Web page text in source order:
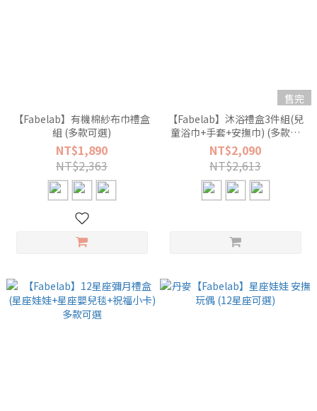
【Fabelab】有機棉紗布巾禮盒
組 (多款可選)
NT$1,890
NT$2,363
售完
【Fabelab】沐浴禮盒3件組(兒
童浴巾+手套+安撫巾) (多款可
選)
NT$2,090
NT$2,613